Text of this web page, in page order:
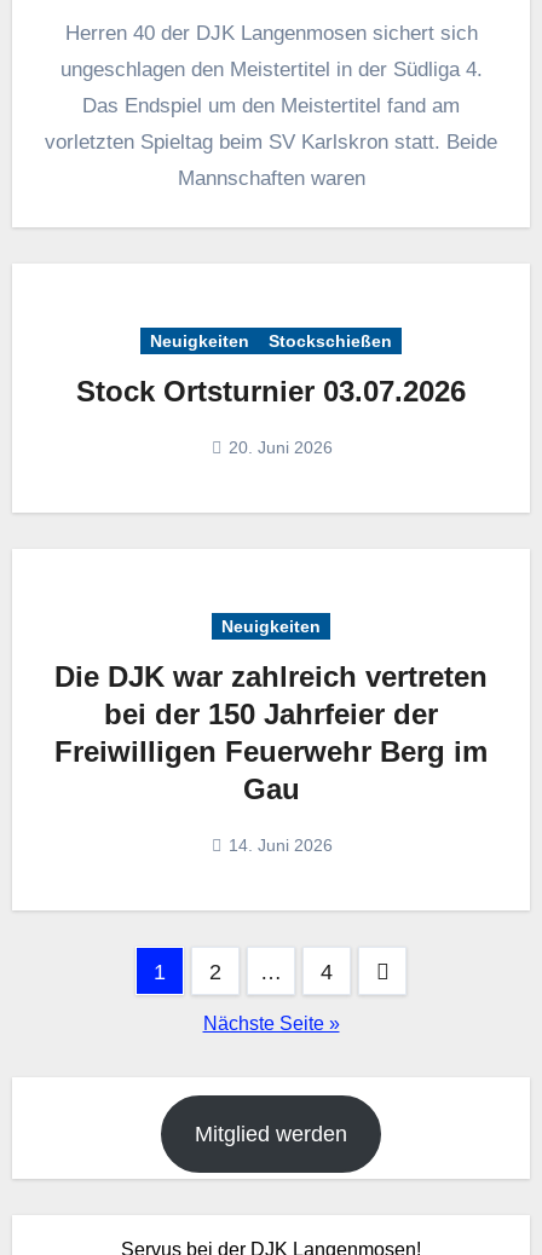
Herren 40 der DJK Langenmosen sichert sich
ungeschlagen den Meistertitel in der Südliga 4.
Das Endspiel um den Meistertitel fand am
vorletzten Spieltag beim SV Karlskron statt. Beide
Mannschaften waren
Neuigkeiten Stockschießen
Stock Ortsturnier 03.07.2026
20. Juni 2026
Neuigkeiten
Die DJK war zahlreich vertreten
bei der 150 Jahrfeier der
Freiwilligen Feuerwehr Berg im
Gau
14. Juni 2026
Seitennummerierung
1 2 … 4
Nächste Seite »
Mitglied werden
Servus bei der DJK Langenmosen!